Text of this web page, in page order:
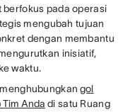
berfokus pada operasi
mengubah tujuan
dengan membantu
inisiatif,
waktu.
gol
Anda di satu Ruang